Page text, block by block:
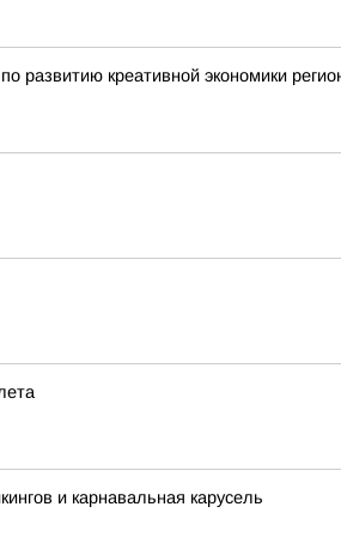
развитию креативной экономики
и карнавальная карусель